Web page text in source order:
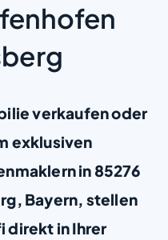
verkaufen oder
exklusiven
in 85276
Bayern, stellen
direkt in Ihrer